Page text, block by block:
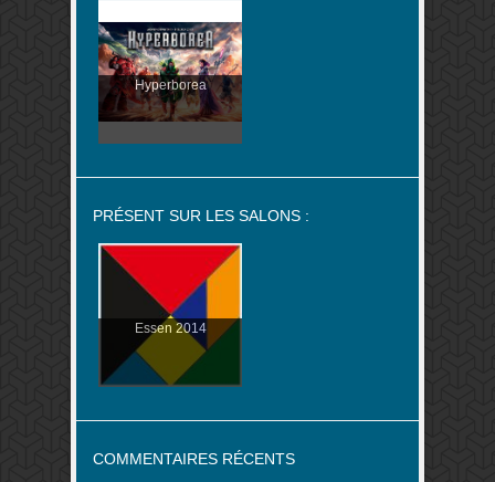
Hyperborea
PRÉSENT SUR LES SALONS :
Essen 2014
COMMENTAIRES RÉCENTS